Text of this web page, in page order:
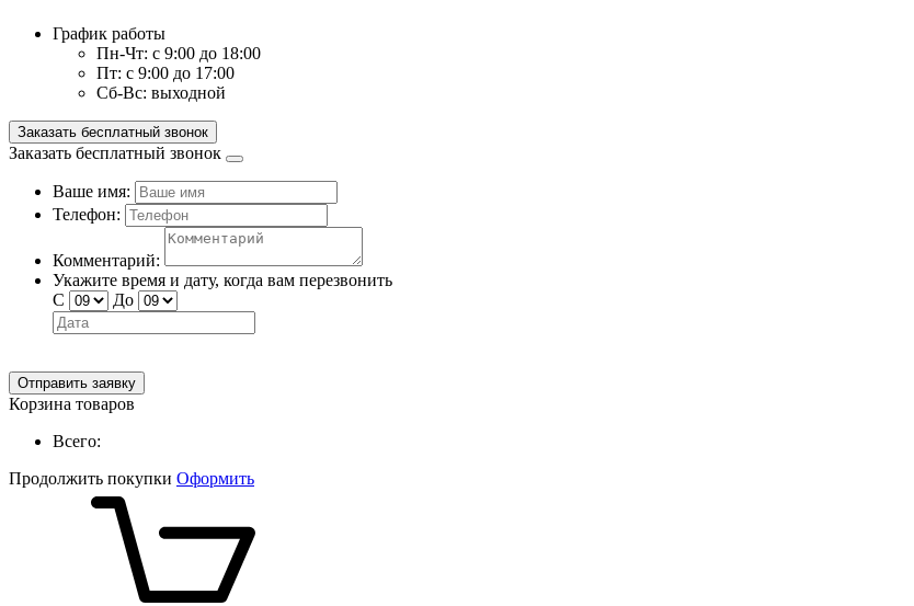
График работы
Пн-Чт: с 9:00 до 18:00
Пт: с 9:00 до 17:00
Сб-Вс: выходной
Заказать бесплатный звонок
Заказать бесплатный звонок
Ваше имя:
Телефон:
Комментарий:
Укажите время и дату, когда вам перезвонить
С
До
Отправить заявку
Корзина товаров
Всего:
Продолжить покупки Оформить